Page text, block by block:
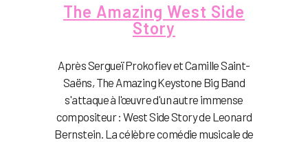
The Amazing West Side
Story
Après Sergueï Prokofiev et Camille Saint-
Saëns, The Amazing Keystone Big Band
s'attaque à l'œuvre d'un autre immense
compositeur : West Side Story de Leonard
Bernstein. La célèbre comédie musicale de